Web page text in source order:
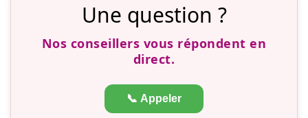
Une question ?
Nos conseillers vous répondent en
direct.
📞 Appeler